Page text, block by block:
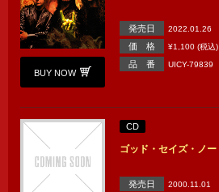
BUY NOW
発売日 2022.01.26
価 格 ¥1,100 (税込)
品 番 UICY-79839
CD
ゴッド・セイズ・ノー
発売日 2000.11.01